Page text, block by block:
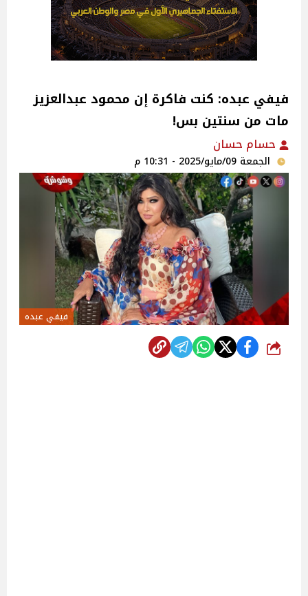
فيفي عبده: كنت فاكرة إن محمود عبدالعزيز
مات من سنتين بس!
حسام حسان
الجمعة 09/مايو/2025 - 10:31 م
فيفي عبده
شارك